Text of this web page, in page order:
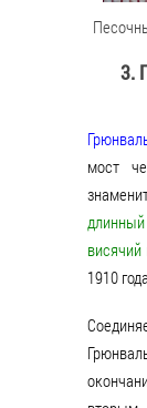
3.
мост
1910